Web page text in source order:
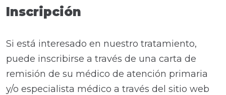
Inscripción
Si está interesado en nuestro tratamiento,
puede inscribirse a través de una carta de
remisión de su médico de atención primaria
y/o especialista médico a través del sitio web